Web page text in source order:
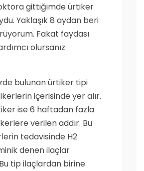
gittiğimde ürtiker
Yaklaşık 8 aydan beri
Fakat faydası
olursanız
bulunan ürtiker tipi
içerisinde yer alır.
ise 6 haftadan fazla
verilen addır. Bu
tedavisinde H2
denen ilaçlar
Bu tip ilaçlardan birine